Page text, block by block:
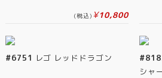
(税込) ¥10,800
#6751 レゴ レッドドラゴン
シャ